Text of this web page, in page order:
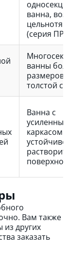
ванна,
(серия
ванны
размеров
толстой
Ванна с
каркасом
Вам также
из других
заказать